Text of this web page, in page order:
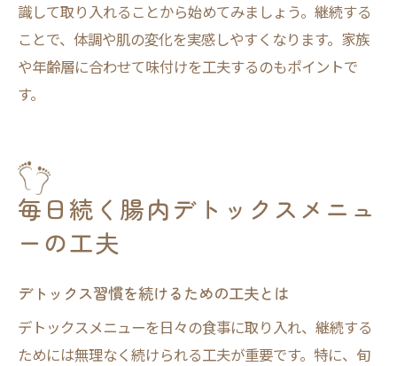
識して取り入れることから始めてみましょう。継続する
ことで、体調や肌の変化を実感しやすくなります。家族
や年齢層に合わせて味付けを工夫するのもポイントで
す。
毎日続く腸内デトックスメニュ
ーの工夫
デトックス習慣を続けるための工夫とは
デトックスメニューを日々の食事に取り入れ、継続する
ためには無理なく続けられる工夫が重要です。特に、旬